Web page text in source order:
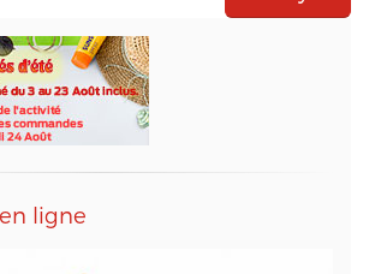
en qualité d'opérateur
web,
en qualité d'hébergeur du
en tant que
(SMTP) et pour le Marketing
ligne